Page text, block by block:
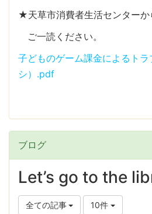
★天草市消費者生活センターか
ご一読ください。
子どものゲーム課金によるト
シ）.pdf
ブログ
Let’s go to the
全ての記事 10件